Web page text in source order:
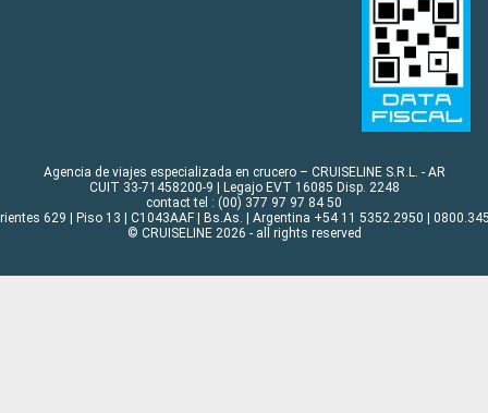
Agencia de viajes especializada en crucero – CRUISELINE S.R.L. - AR
CUIT 33-71458200-9 | Legajo EVT 16085 Disp. 2248
contact tel : (00) 377 97 97 84 50
629 | Piso 13 | C1043AAF | Bs.As. | Argentina +54 11 5352.2950 |
© CRUISELINE 2026 - all rights reserved